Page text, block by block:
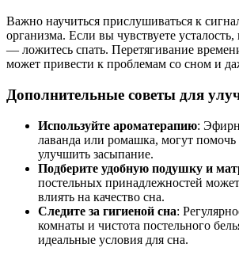
Важно научиться прислушиваться к
организма. Если вы чувствуете
— ложитесь спать. Перетягивание
может привести к проблемам со сном и
Дополнительные советы для
Используйте ароматерапию:
лаванда или ромашка, могут помочь
улучшить засыпание.
Подберите удобную подушку и
постельных принадлежностей
влиять на качество сна.
Следите за гигиеной сна:
комнаты и чистота постельного
идеальные условия для сна.